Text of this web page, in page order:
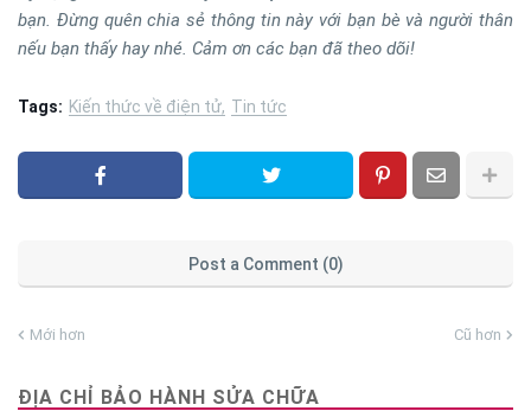
bạn. Đừng quên chia sẻ thông tin này với bạn bè và người thân
nếu bạn thấy hay nhé. Cảm ơn các bạn đã theo dõi!
Tags: Kiến thức về điện tử Tin tức
Post a Comment (0)
Mới hơn Cũ hơn
ĐỊA CHỈ BẢO HÀNH SỬA CHỮA